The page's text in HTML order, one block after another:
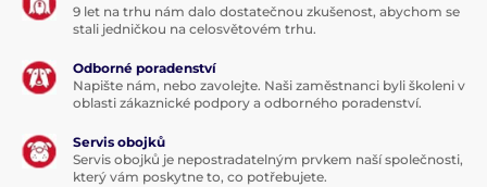
9 let na trhu nám dalo dostatečnou zkušenost, abychom se
stali jedničkou na celosvětovém trhu.
Odborné poradenství
Napište nám, nebo zavolejte. Naši zaměstnanci byli školeni v
oblasti zákaznické podpory a odborného poradenství.
Servis obojků
Servis obojků je nepostradatelným prvkem naší společnosti,
který vám poskytne to, co potřebujete.